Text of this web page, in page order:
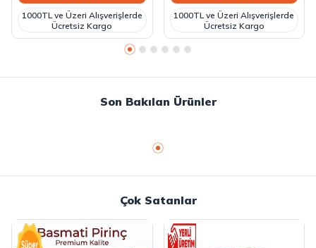
1000TL ve Üzeri Alışverişlerde
Ücretsiz Kargo
1000TL ve Üzeri Alışverişlerde
Ücretsiz Kargo
Son Bakılan Ürünler
Çok Satanlar